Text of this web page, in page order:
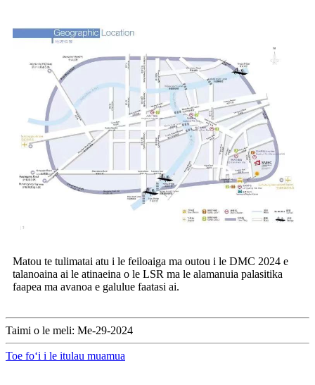
Matou te tulimatai atu i le feiloaiga ma outou i le DMC 2024 e
talanoaina ai le atinaeina o le LSR ma le alamanuia palasitika
faapea ma avanoa e galulue faatasi ai.
Taimi o le meli: Me-29-2024
Toe foʻi i le itulau muamua